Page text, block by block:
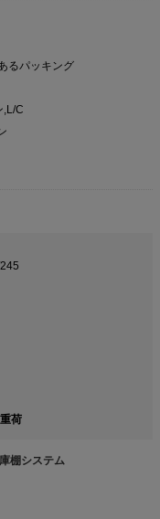
るパッキング
,L/C
荷
棚システム